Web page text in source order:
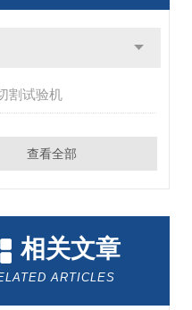
割试验机
查看全部
相关文章
ARTICLES